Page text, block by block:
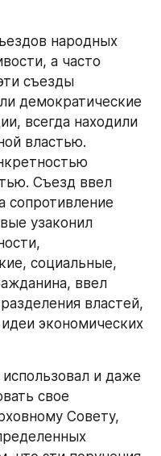
народных
а часто
съезды
демократические
всегда находили
властью.
Съезд ввел
сопротивление
узаконил
социальные,
ввел
властей,
экономических
и даже
свое
Совету,